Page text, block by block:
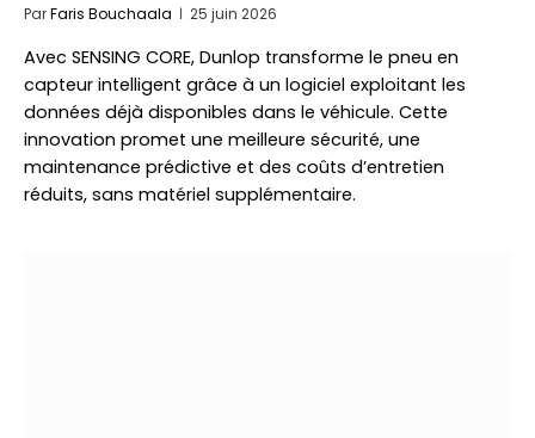
ParFaris Bouchaala 25 juin 2026
Avec SENSING CORE, Dunlop transforme le pneu en
capteur intelligent grâce à un logiciel exploitant les
données déjà disponibles dans le véhicule. Cette
innovation promet une meilleure sécurité, une
maintenance prédictive et des coûts d’entretien
réduits, sans matériel supplémentaire.